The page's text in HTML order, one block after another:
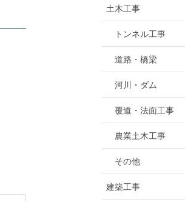
土木工事
トンネル工事
道路・橋梁
河川・ダム
覆道・法面工事
農業土木工事
その他
建築工事